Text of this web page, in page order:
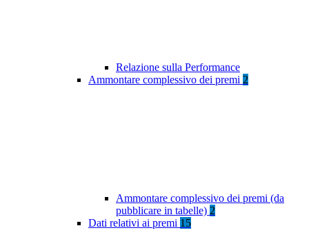
Relazione sulla Performance
Ammontare complessivo dei premi 2
Ammontare complessivo dei premi (da
pubblicare in tabelle) 2
Dati relativi ai premi 15